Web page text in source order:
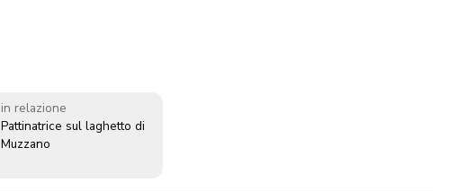
in relazione
Pattinatrice sul laghetto di
Muzzano